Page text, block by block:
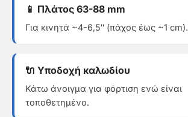
📱 Πλάτος 63-88 mm
Για κινητά ~4-6,5″ (πάχος έως ~1 cm).
🔌 Υποδοχή καλωδίου
Κάτω άνοιγμα για φόρτιση ενώ είναι
τοποθετημένο.